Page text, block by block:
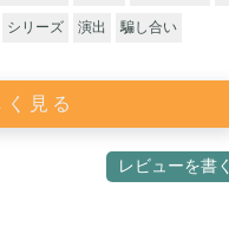
シリーズ 演出 騙し合い
見る
レビューを書